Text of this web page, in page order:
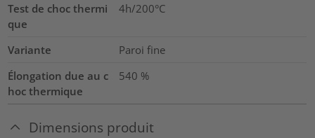
Test de choc thermi
que
4h/200°C
Variante
Paroi fine
Élongation due au c
hoc thermique
540 %
Dimensions produit